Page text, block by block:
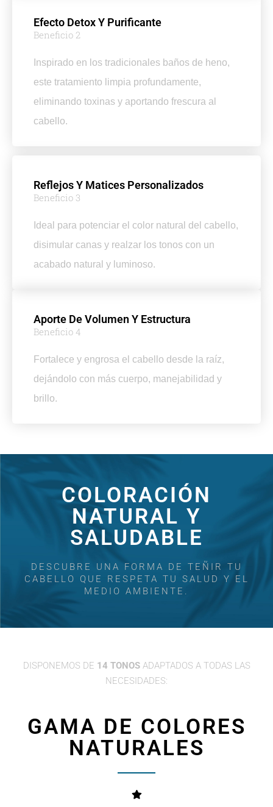
Efecto Detox Y Purificante
Beneficio 2
Inspirado en los tradicionales baños de heno,
este tratamiento limpia profundamente,
eliminando toxinas y aportando frescura al
cabello.
Reflejos Y Matices Personalizados
Beneficio 3
Ideal para potenciar el color natural del cabello,
disimular canas y realzar los tonos con un
acabado natural y luminoso.
Aporte De Volumen Y Estructura
Beneficio 4
Fortalece y engrosa el cabello desde la raíz,
dejándolo con más cuerpo, manejabilidad y
brillo.
COLORACIÓN
NATURAL Y
SALUDABLE
DESCUBRE UNA FORMA DE TEÑIR TU
CABELLO QUE RESPETA TU SALUD Y EL
MEDIO AMBIENTE.
DISPONEMOS DE 14 TONOSADAPTADOS A TODAS LAS
NECESIDADES:
GAMA DE COLORES
NATURALES